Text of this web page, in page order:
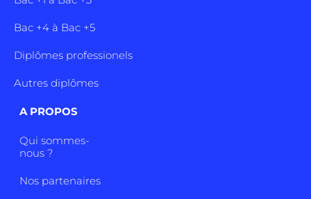
Bac +4 à Bac +5
Diplômes professionels
Autres diplômes
A PROPOS
Qui sommes-
nous ?
Nos partenaires